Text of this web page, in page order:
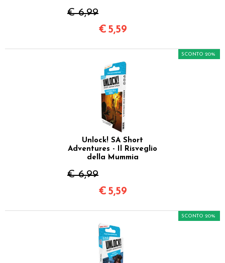
€ 6,99
€ 5,59
Unlock! SA Short
Adventures - Il Risveglio
della Mummia
€ 6,99
SCONTO 20%
€ 5,59
SCONTO 20%